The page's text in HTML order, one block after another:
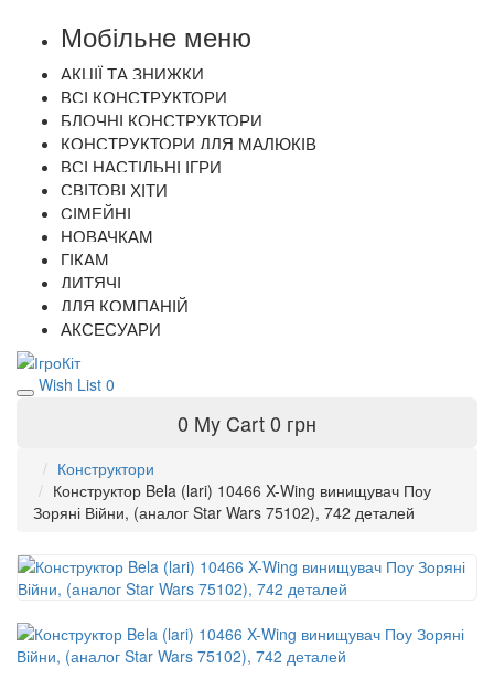
Мобільне меню
АКЦІЇ ТА ЗНИЖКИ
ВСІ КОНСТРУКТОРИ
БЛОЧНІ КОНСТРУКТОРИ
КОНСТРУКТОРИ ДЛЯ МАЛЮКІВ
ВСІ НАСТІЛЬНІ ІГРИ
СВІТОВІ ХІТИ
CІМЕЙНІ
НОВАЧКАМ
ГІКАМ
ДИТЯЧІ
ДЛЯ КОМПАНІЙ
АКСЕСУАРИ
Wish List 0
0 My Cart0 грн
Конструктори
Конструктор Bela (lari) 10466 X-Wing винищувач Поу
Зоряні Війни, (аналог Star Wars 75102), 742 деталей